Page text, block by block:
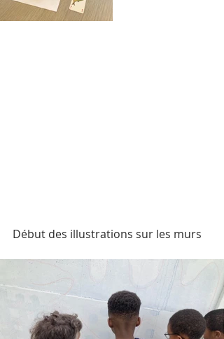
Début des illustrations sur les murs